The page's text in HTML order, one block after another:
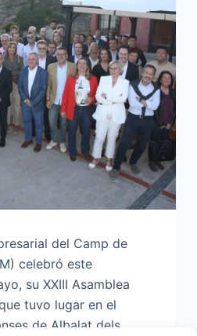
del Camp de
celebró este
su XXIII Asamblea
tuvo lugar en el
de Albalat dels